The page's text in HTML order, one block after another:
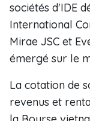
sociétés d'IDE
International
Mirae JSC et
émergé sur le
La cotation de
revenus et